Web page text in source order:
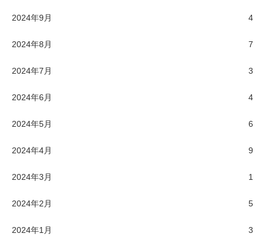
2024年9月 4
2024年8月 7
2024年7月 3
2024年6月 4
2024年5月 6
2024年4月 9
2024年3月 1
2024年2月 5
2024年1月 3